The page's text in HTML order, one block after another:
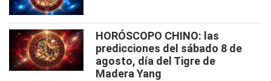
HORÓSCOPO CHINO: las
predicciones del sábado 8 de
agosto, día del Tigre de
Madera Yang